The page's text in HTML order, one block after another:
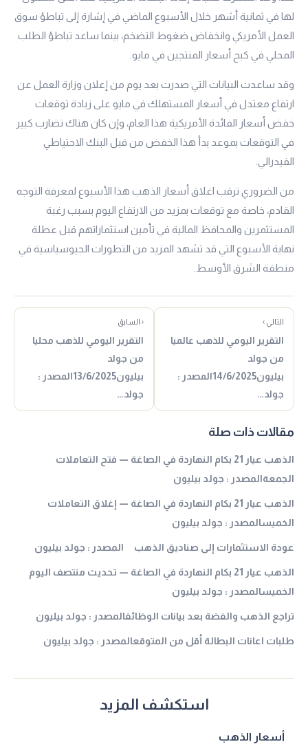
لها في ثمانية أشهر خلال الأسبوع الماضي في إشارة إلى تباطؤ سوق
العمل الأمريكي وانخفاض ضغوط التضخم، بينما ساعد تباطؤ الطلب
المحلي في كبح أسعار المنتجين في مايو.
وقد ساعدت البيانات التي صدرت بعد يوم من إعلان وزارة العمل عن
ارتفاع معتدل في أسعار المستهلك في مايو على زيادة توقعات
خفض أسعار الفائدة الأمريكية هذا العام، وإن كان هناك تضارب كبير
في التوقعات بموعد بدأ هذا الخفض من قبل البنك الاحتياطي
الفيدرالي.
من الضروري ترقب اغلاق أسعار الذهب هذا الأسبوع لمعرفة التوجه
القادم، خاصة مع توقعات بمزيد من الارتفاع اليوم بسبب رغبة
المستثمرين والمحافظ المالية في تأمين استثماراتهم قبل عطلة
نهاية الأسبوع التي قد تشهد المزيد من التطورات الجيوسياسية في
منطقة الشرق الأوسط.
التالي ›
التقرير اليومي للذهب عالميا
من جولد
بيليون14/6/2025المصدر :
جولد…
‹ السابق
التقرير اليومي للذهب محليا
من جولد
بيليون13/6/2025المصدر :
جولد…
مقالات ذات صلة
الذهب عيار 21 بكام النهاردة في الصاغة — فتح التعاملات
الجمعةالمصدر : جولد بيليون
الذهب عيار 21 بكام النهاردة في الصاغة — إغلاق التعاملات
الخميسالمصدر : جولد بيليون
عودة الاستثمارات إلى صناديق الذهب المصدر : جولد بيليون
الذهب عيار 21 بكام النهاردة في الصاغة — تحديث منتصف اليوم
الخميسالمصدر : جولد بيليون
تراجع الذهب والفضة بعد بيانات الوظائفالمصدر : جولد بيليون
طلبات اعانات البطالة أقل من المتوقعالمصدر : جولد بيليون
استكشف المزيد
أسعار الذهب